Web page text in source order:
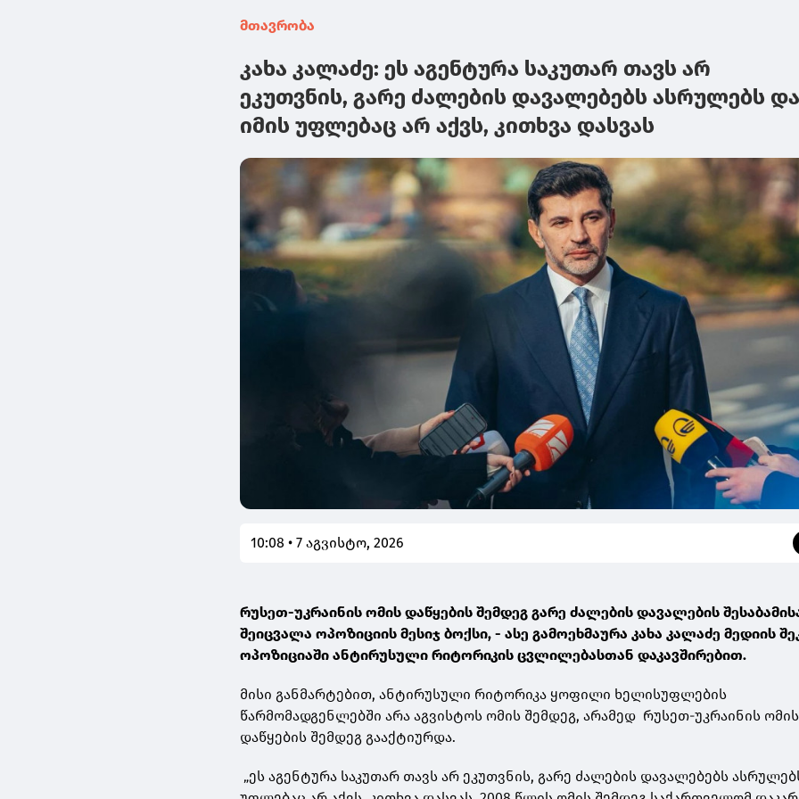
მთავრობა
კახა კალაძე: ეს აგენტურა საკუთარ თავს არ
ეკუთვნის, გარე ძალების დავალებებს ასრულებს
იმის უფლებაც არ აქვს, კითხვა დასვას
10:08 • 7 აგვისტო, 2026
რუსეთ-უკრაინის ომის დაწყების შემდეგ გარე ძალების დავალების
შეიცვალა ოპოზიციის მესიჯ ბოქსი, - ასე გამოეხმაურა კახა კალაძე მედიის
ოპოზიციაში ანტირუსული რიტორიკის ცვლილებასთან დაკავშირებით.
მისი განმარტებით, ანტირუსული რიტორიკა ყოფილი ხელისუფლების
წარმომადგენლებში არა აგვისტოს ომის შემდეგ, არამედ რუსეთ-უკრაინის ომის
დაწყების შემდეგ გააქტიურდა.
„ეს აგენტურა საკუთარ თავს არ ეკუთვნის, გარე ძალების დავალებებს